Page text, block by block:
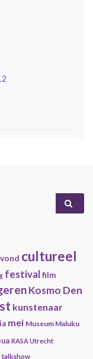
cultureel
festival film
Kosmo Den
kunstenaar
mei Museum Maluku
RASA Utrecht
talkshow